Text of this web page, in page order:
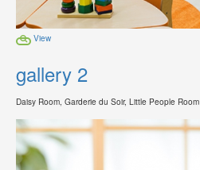
View
gallery 2
Daisy Room, Garderie du Soir, Little People Room